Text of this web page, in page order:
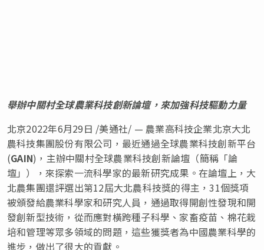
舉辦中關村全球農業科技創新論壇，來加強科技驅動力量
北京2022年6月29日 /美通社/ — 農業高科技企業北京大北
農科技集團股份有限公司，最近通過全球農業科技創新平台
(GAIN)，主辦中關村全球農業科技創新論壇（簡稱「論
壇」），來探索一流科學家的最新研究成果。在論壇上，大
北農集團還評選出第12屆大北農科技獎的得主，31個獎項
被頒發給農業科學家和研究人員，通過取得開創性發現和開
發創新型技術，從而應對橫跨種子科學、家畜疫苗、棉花栽
培和管理等眾多領域的問題，這些獲獎者為中國農業科學的
進步，做出了很大的貢獻。